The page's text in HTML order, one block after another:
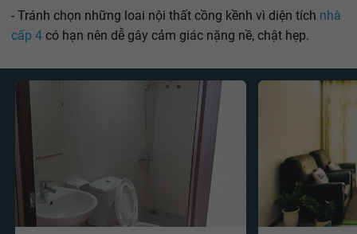
- Tránh chọn những loai nội thất cồng kềnh vì diện tích nhà
cấp 4 có hạn nên dễ gây cảm giác nặng nề, chật hẹp.